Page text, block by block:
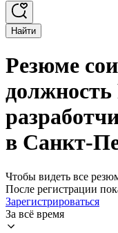
Найти
Резюме
должность
в Санкт-
Чтобы видеть все
После регистрации
Зарегистрироваться
За всё время